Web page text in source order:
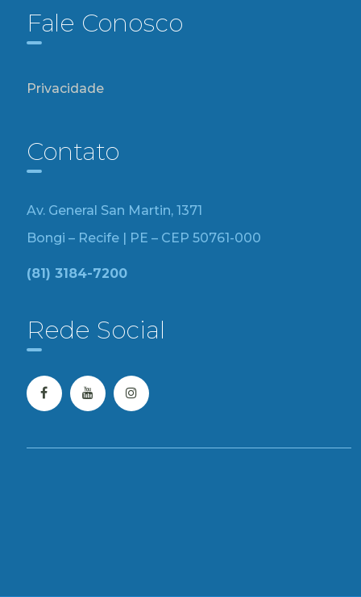
Fale Conosco
Privacidade
Contato
Av. General San Martin, 1371
Bongi – Recife | PE – CEP 50761-000
(81) 3184-7200
Rede Social